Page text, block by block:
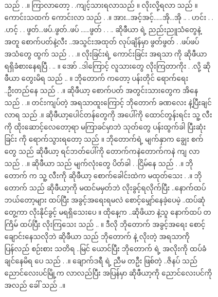
သည် . .။ ကြာလာတော့ . .ကျင့်သားရလာသည် ။ လိုးလို့ရလာ သည် ။
ကောင်းသထက် ကောင်းလာ သည် . .။ အား…အင့်အင့်……အို…အို .. . ဟင်း . .
.ဟင့် . . ဖွတ်…ဖပ်..ဖွတ်..ဖပ် ……ဖွတ် . . .. ဆိုဖီယာ ရဲ့ ညည်းညူသံတွေနဲ့
အတူ စောက်ပတ်နဲ့လီး ..အသွင်းအထုတ် လုပ်ချိန်မှာ ဖွတ်ဖွတ် . .ဖပ်ဖပ်
အသံတွေ ထွက် သည် . . .။ လိုးခြင်းရဲ့ ကောင်းခြင်း အရသာ ကို ဆိုဖီယာ
ရရှိခံစားနေရပြီ . .. ။ အော် ..ဒါကြောင့် လူသားတွေ လိုးကြတာကိုး . .လို့ ဆို
ဖီယာ တွေးမိရ သည် .. ။ ဘိုတောက် ကတော့ ပန်းတိုင် ရောက်ရေး
..ဦးတည်နေ သည် . .။ ဆိုဖီယာ့ စောက်ပတ် အတွင်းသားတွေက အိနေ
သည် . .။ တင်းကျပ်တဲ့ အရသာထူးကြောင့် ဘိုတောက် ခဏလေး နဲ့ပြီးချင်
လာရ သည် .။ ဆိုဖီယာ့ပေါင်တန်တွေကို အပေါ်ကို ထောင်တွန်းရင်း သူ့ လီး
ကို ထိုးဆောင့်လေတော့ရာ မကြာခင်မှာဘဲ သုတ်တွေ ပန်းထွက်ခါ ပြီးဆုံး
ခြင်း ကို ရောက်သွားရတော့ သည် ။ ဘိုတောက်ရဲ့ မျက်နှာက ချွေး စက်
တွေ သည် ဆိုဖီယာ့ ရင်ဘတ်ပေါ်ကို တောက်ကနဲတောက်ကနဲ ကျ လာ
သည် . .။ ဆိုဖီယာ သည် မျက်လုံးတွေ ပိတ်ခါ . .ငြိမ်နေ သည် . .။ ဘို
တောက် က သူ့ လီးကို ဆိုဖီယာ့ စောက်ခေါင်းထဲက မထုတ်သေး . .။ ဘို
တောက် သည် ဆိုဖီယာ့ကို မထင်မမှတ်ဘဲ လိုးခွင့်ရလိုက်ပြီး ..နောက်ထပ်
ဘယ်တော့များ ထပ်ပြီး အခွင့်အရေးရမလဲ စောင့်မျှော်နေခဲ့ပေမဲ့ ..ထပ်ဆုံ
တွေ့ကာ လိုးနိုင်ခွင့် မရရှိသေးပေ ။ ထိုနေ့က ..ဆိုဖိယာ နဲ့သူ နောက်ထပ် တ
ကြိမ် ထပ်ပြီး လိုးကြသေး သည် .. ။ ဒီလို ဘိုတောက် အခွင့်အရေး စောင့်
ချောင်းနေသလိုဘဲ ဆိုဖီယာ သည် ဘိုတောက် နဲ့ လိုးတဲ့ အရသာကို
ပြန်လည် စဉ်းစား သတိရ ..မြင် ယောင်ပြီး ဘိုတောက် ရဲ့ အလိုးကို ထပ်ခံ
ချင်နေမိရ ပေ သည် . .။ ချောက်ဒရီ ရဲ့ ညီမ တဦး ဖြစ်တဲ့ ..ဇိနပ် သည်
ညောင်လေးပင်မြို့က လာလည်ပြီး အပြန်မှာ ဆိုဖီယာ့ကို ညောင်လေးပင်ကို
အလည် ခေါ် သည် ..။